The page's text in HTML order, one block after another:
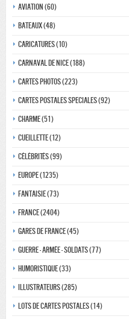
Aviation (60)
Bateaux (48)
Caricatures (10)
Carnaval de nice (188)
Cartes photos (223)
Cartes postales speciales (92)
Charme (51)
Cueillette (12)
Célébrités (99)
Europe (1235)
Fantaisie (73)
France (2404)
Gares de france (45)
Guerre - Armée - Soldats (77)
Humoristique (33)
Illustrateurs (285)
Lots de Cartes Postales (14)